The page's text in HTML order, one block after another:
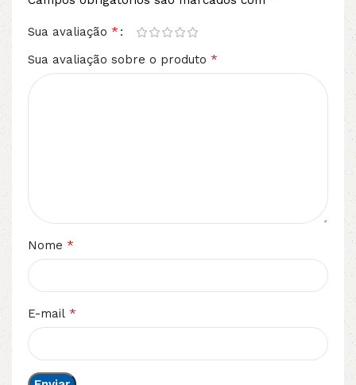
Sua avaliação *
Sua avaliação sobre o produto *
Nome *
E-mail *